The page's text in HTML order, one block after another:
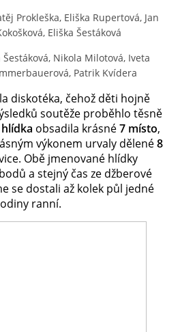
email: PlicVlada@seznam.cz
|Aktualizováno: 5. 8. 2026|Nahoru ↑
Prokleška, Eliška Rupertová, Jan
Eliška Šestáková
Nikola Milotová, Iveta
Patrik Kvídera
diskotéka, čehož děti hojně
soutěže proběhlo těsně
obsadila krásné7 místo,
výkonem urvaly dělené8
Obě jmenované hlídky
a stejný čas ze džberové
se dostali až kolek půl jedné
ranní.